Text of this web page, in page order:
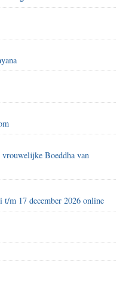
vrouwelijke Boeddha van
m 17 december 2026 online